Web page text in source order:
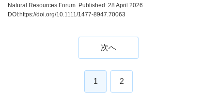
Natural Resources Forum Published: 28 April 2026
DOI:https://doi.org/10.1111/1477-8947.70063
次へ
1 2